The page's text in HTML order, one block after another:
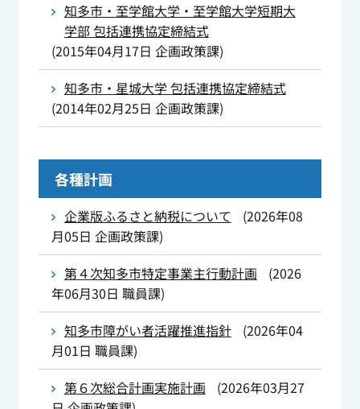
知多市・至学館大学・至学館大学短期大
学部 包括連携協定締結式
(2015年04月17日 企画政策課)
知多市・星城大学 包括連携協定締結式
(2014年02月25日 企画政策課)
各種計画
企業版ふるさと納税について (2026年08
月05日 企画政策課)
第４次知多市特定事業主行動計画
(2026
年06月30日 職員課)
知多市障がい者活躍推進指針
(2026年04
月01日 職員課)
第６次総合計画実施計画
(2026年03月27